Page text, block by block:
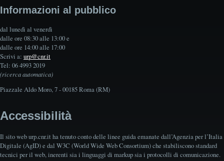
Informazioni al pubblico
dal lunedì al venerdì
dalle ore 08:30 alle 13:00 e
dalle ore 14:00 alle 17:00
Scrivi a: urp@cnr.it
Tel: 06 4993 2019
(ricerca automatica)
Piazzale Aldo Moro, 7 - 00185 Roma (RM)
Accessibilità
Il sito web urp.cnr.it ha tenuto conto delle linee guida emanate dall’Agenzia per l’Italia
Digitale (AgID) e dal W3C (World Wide Web Consortium) che stabiliscono standard
tecnici per il web, inerenti sia i linguaggi di markup sia i protocolli di comunicazione.